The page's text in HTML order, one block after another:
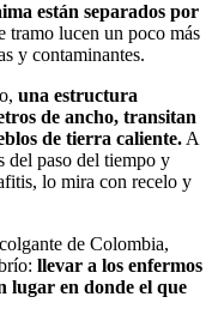
están separados por
tramo lucen un poco más
y contaminantes.
una estructura
de ancho, transitan
de tierra caliente. A
del paso del tiempo y
lo mira con recelo y
de Colombia,
llevar a los enfermos
lugar en donde el que